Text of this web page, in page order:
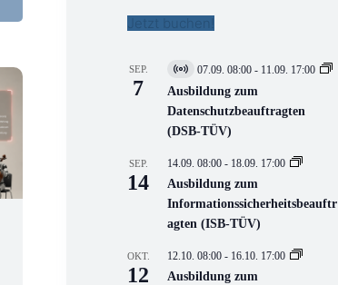
Jetzt buchen!
SEP.
7
V
i
t
u
l
V
e
r
n
s
t
07.09. 08:00 - 11.09. 17:00
Ausbildung zum
Datenschutzbeauftragten
(DSB-TÜV)
SEP.
14
14.09. 08:00 - 18.09. 17:00
Ausbildung zum
Informationssicherheitsbeauftr
agten (ISB-TÜV)
OKT.
12
12.10. 08:00 - 16.10. 17:00
Ausbildung zum